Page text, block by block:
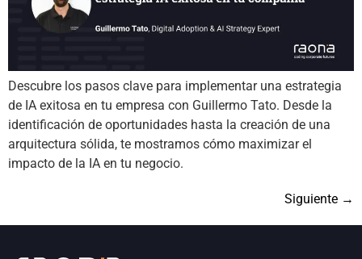
Descubre los pasos clave para implementar una estrategia
de IA exitosa en tu empresa con Guillermo Tato. Desde la
identificación de oportunidades hasta la creación de una
arquitectura sólida, te mostramos cómo maximizar el
impacto de la IA en tu negocio.
Siguiente →